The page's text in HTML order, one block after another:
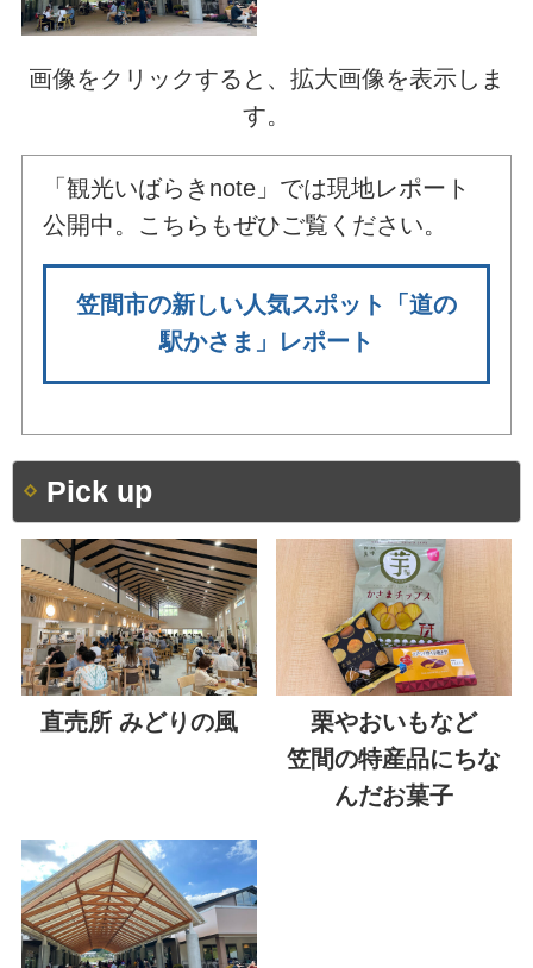
画像をクリックすると、拡大画像を表示しま
す。
「観光いばらきnote」では現地レポート
公開中。こちらもぜひご覧ください。
笠間市の新しい人気スポット「道の
駅かさま」レポート
Pick up
直売所 みどりの風
栗やおいもなど
笠間の特産品にちな
んだお菓子